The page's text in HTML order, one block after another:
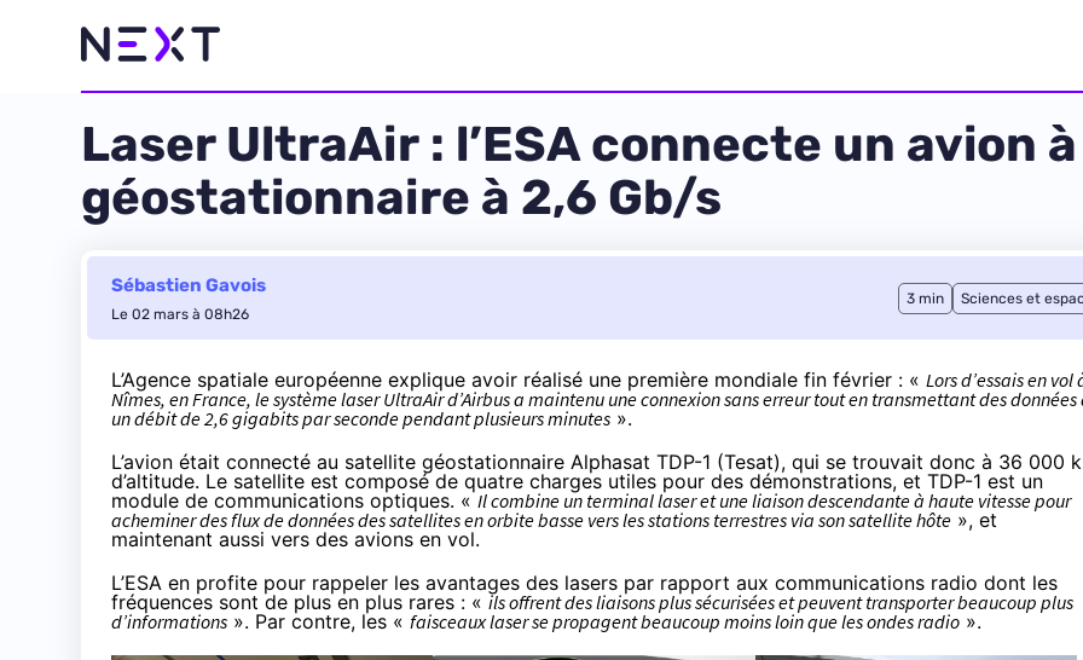
Laser UltraAir : l’ESA connecte un avion
géostationnaire à 2,6 Gb/s
Sébastien Gavois
Le 02 mars à 08h26
3 min Sciences et
L’Agence spatiale européenne explique avoir réalisé une première mondiale fin février : « Lors d’essais en vol
Nîmes, en France, le système laser UltraAir d’Airbus a maintenu une connexion sans erreur tout en transmettant des données
un débit de 2,6 gigabits par seconde pendant plusieurs minutes ».
L’avion était connecté au satellite géostationnaire Alphasat TDP-1 (Tesat), qui se trouvait donc à 36 000
d’altitude. Le satellite est composé de quatre charges utiles pour des démonstrations, et TDP-1 est un
module de communications optiques. «Il combine un terminal laser et une liaison descendante à haute vitesse pour
acheminer des flux de données des satellites en orbite basse vers les stations terrestres via son satellite hôte », et
maintenant aussi vers des avions en vol.
L’ESA en profite pour rappeler les avantages des lasers par rapport aux communications radio dont les
fréquences sont de plus en plus rares : « ils offrent des liaisons plus sécurisées et peuvent transporter beaucoup plus
d’informations ». Par contre, les « faisceaux laser se propagent beaucoup moins loin que les ondes radio ».